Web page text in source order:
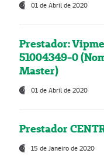
01 de Abril de 2020
Prestador:
51004349-0
Master)
01 de Abril de 2020
Prestador
15 de Janeiro de 2020